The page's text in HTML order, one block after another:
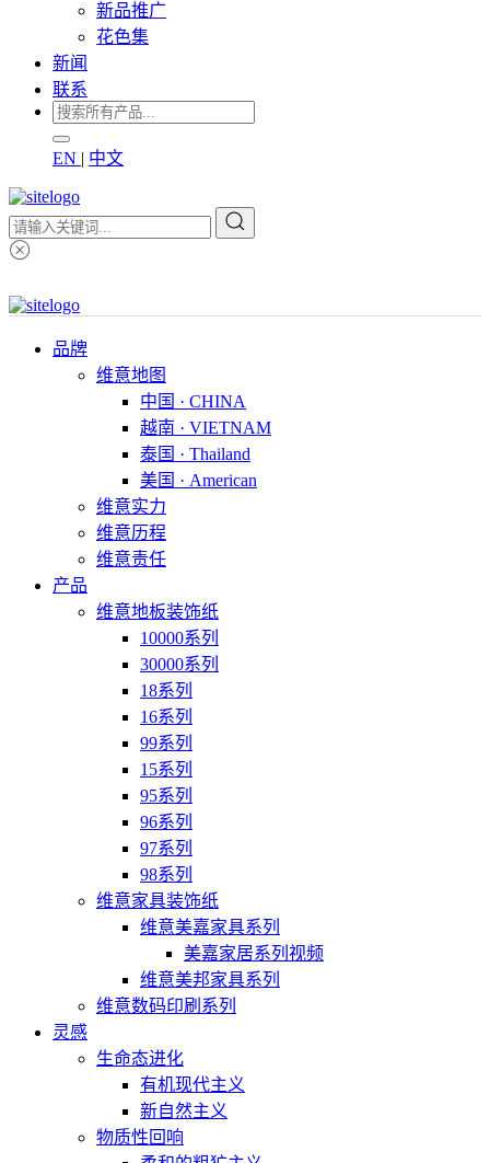
新品推广
花色集
新闻
联系
EN | 中文
品牌
维意地图
中国 · CHINA
越南 · VIETNAM
泰国 · Thailand
美国 · American
维意实力
维意历程
维意责任
产品
维意地板装饰纸
10000系列
30000系列
18系列
16系列
99系列
15系列
95系列
96系列
97系列
98系列
维意家具装饰纸
维意美嘉家具系列
美嘉家居系列视频
维意美邦家具系列
维意数码印刷系列
灵感
生命态进化
有机现代主义
新自然主义
物质性回响